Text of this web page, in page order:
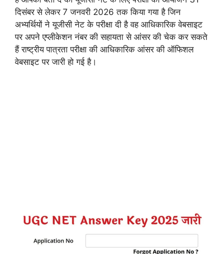
दिसंबर से लेकर 7 जनवरी 2026 तक किया गया है जिन
अभ्यर्थियों ने यूजीसी नेट के परीक्षा दी है वह आधिकारिक वेबसाइट
पर अपने एप्लीकेशन नंबर की सहायता से आंसर की चेक कर सकते
हैं राष्ट्रीय पात्रता परीक्षा की आधिकारिक आंसर की ऑफिशल
वेबसाइट पर जारी हो गई है।